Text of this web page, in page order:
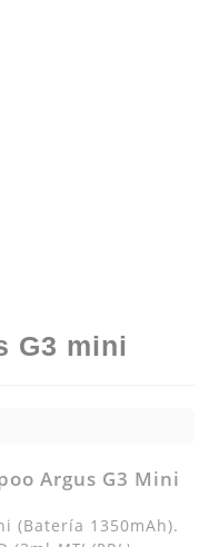
G3 mini
Argus G3 Mini
(Batería 1350mAh).